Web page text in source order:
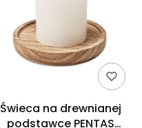
Świeca na drewnianej
podstawce PENTAS